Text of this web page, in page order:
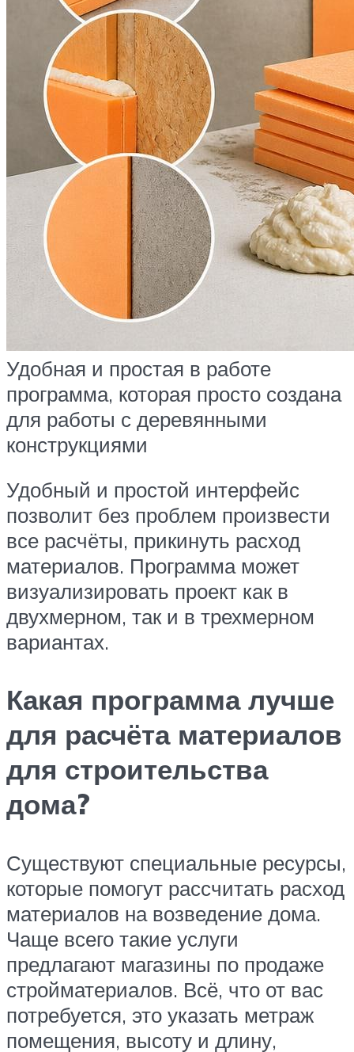
Удобная и простая в работе
программа, которая просто создана
для работы с деревянными
конструкциями
Удобный и простой интерфейс
позволит без проблем произвести
все расчёты, прикинуть расход
материалов. Программа может
визуализировать проект как в
двухмерном, так и в трехмерном
вариантах.
Какая программа лучше
для расчёта материалов
для строительства
дома?
Существуют специальные ресурсы,
которые помогут рассчитать расход
материалов на возведение дома.
Чаще всего такие услуги
предлагают магазины по продаже
стройматериалов. Всё, что от вас
потребуется, это указать метраж
помещения, высоту и длину,